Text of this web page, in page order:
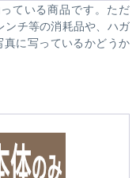
ている商品です。ただ
ンチ等の消耗品や、ハガ
に写っているかどうか